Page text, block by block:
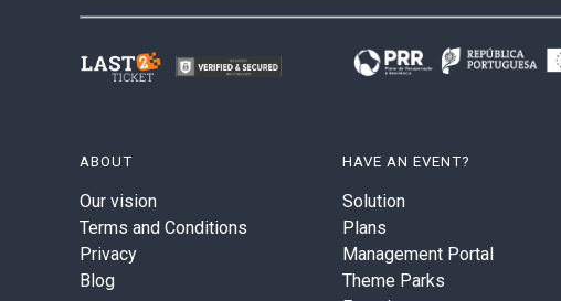
ABOUT
Our vision
Terms and Conditions
Privacy
Blog
HAVE AN EVENT?
Solution
Plans
Management Portal
Theme Parks